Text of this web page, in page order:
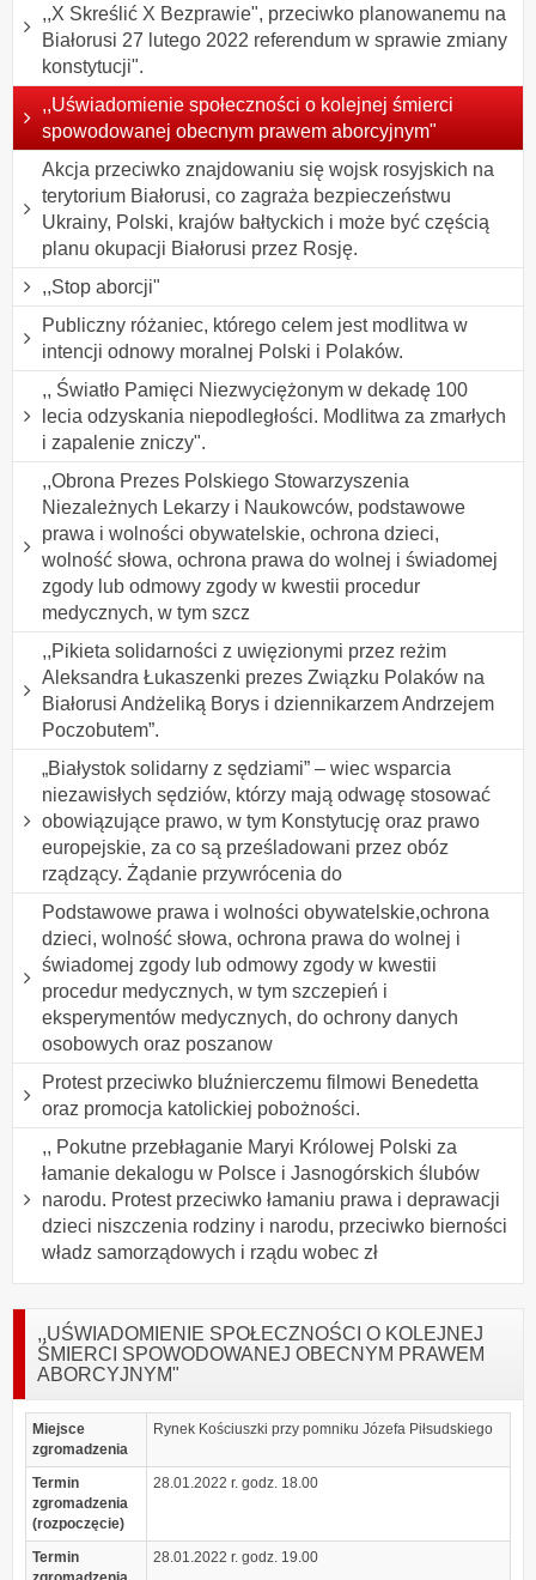
,,X Skreślić X Bezprawie", przeciwko planowanemu na
Białorusi 27 lutego 2022 referendum w sprawie zmiany
konstytucji".
,,Uświadomienie społeczności o kolejnej śmierci
spowodowanej obecnym prawem aborcyjnym"
Akcja przeciwko znajdowaniu się wojsk rosyjskich na
terytorium Białorusi, co zagraża bezpieczeństwu
Ukrainy, Polski, krajów bałtyckich i może być częścią
planu okupacji Białorusi przez Rosję.
,,Stop aborcji"
Publiczny różaniec, którego celem jest modlitwa w
intencji odnowy moralnej Polski i Polaków.
,, Światło Pamięci Niezwyciężonym w dekadę 100
lecia odzyskania niepodległości. Modlitwa za zmarłych
i zapalenie zniczy".
,,Obrona Prezes Polskiego Stowarzyszenia
Niezależnych Lekarzy i Naukowców, podstawowe
prawa i wolności obywatelskie, ochrona dzieci,
wolność słowa, ochrona prawa do wolnej i świadomej
zgody lub odmowy zgody w kwestii procedur
medycznych, w tym szcz
,,Pikieta solidarności z uwięzionymi przez reżim
Aleksandra Łukaszenki prezes Związku Polaków na
Białorusi Andżeliką Borys i dziennikarzem Andrzejem
Poczobutem”.
„Białystok solidarny z sędziami” – wiec wsparcia
niezawisłych sędziów, którzy mają odwagę stosować
obowiązujące prawo, w tym Konstytucję oraz prawo
europejskie, za co są prześladowani przez obóz
rządzący. Żądanie przywrócenia do
Podstawowe prawa i wolności obywatelskie,ochrona
dzieci, wolność słowa, ochrona prawa do wolnej i
świadomej zgody lub odmowy zgody w kwestii
procedur medycznych, w tym szczepień i
eksperymentów medycznych, do ochrony danych
osobowych oraz poszanow
Protest przeciwko bluźnierczemu filmowi Benedetta
oraz promocja katolickiej pobożności.
,, Pokutne przebłaganie Maryi Królowej Polski za
łamanie dekalogu w Polsce i Jasnogórskich ślubów
narodu. Protest przeciwko łamaniu prawa i deprawacji
dzieci niszczenia rodziny i narodu, przeciwko bierności
władz samorządowych i rządu wobec zł
,,UŚWIADOMIENIE SPOŁECZNOŚCI O KOLEJNEJ
ŚMIERCI SPOWODOWANEJ OBECNYM PRAWEM
ABORCYJNYM"
Miejsce
zgromadzenia
Rynek Kościuszki przy pomniku Józefa Piłsudskiego
Termin
zgromadzenia
(rozpoczęcie)
28.01.2022 r. godz. 18.00
Termin
28.01.2022 r. godz. 19.00